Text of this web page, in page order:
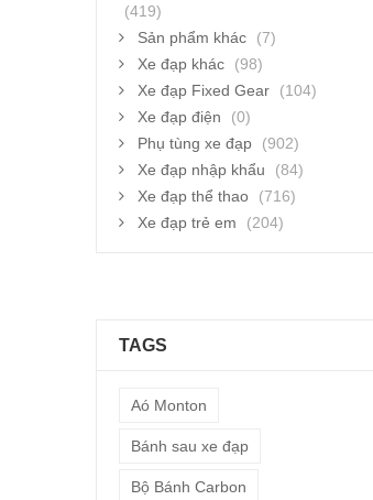
(419)
Sản phẩm khác
(7)
Xe đạp khác
(98)
Xe đạp Fixed Gear
(104)
Xe đạp điện
(0)
Phụ tùng xe đạp
(902)
Xe đạp nhập khẩu
(84)
Xe đạp thể thao
(716)
Xe đạp trẻ em
(204)
TAGS
Aó Monton
Bánh sau xe đạp
Bộ Bánh Carbon